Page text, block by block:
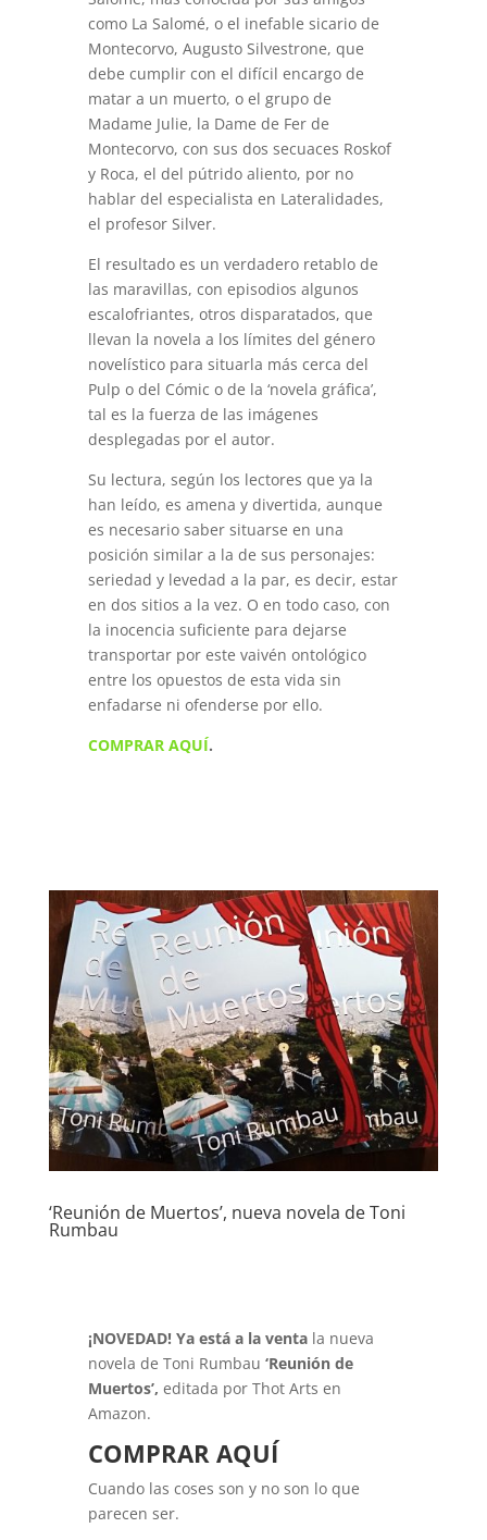
como La Salomé, o el inefable sicario de
Montecorvo, Augusto Silvestrone, que
debe cumplir con el difícil encargo de
matar a un muerto, o el grupo de
Madame Julie, la Dame de Fer de
Montecorvo, con sus dos secuaces Roskof
y Roca, el del pútrido aliento, por no
hablar del especialista en Lateralidades,
el profesor Silver.
El resultado es un verdadero retablo de
las maravillas, con episodios algunos
escalofriantes, otros disparatados, que
llevan la novela a los límites del género
novelístico para situarla más cerca del
Pulp o del Cómic o de la ‘novela gráfica’,
tal es la fuerza de las imágenes
desplegadas por el autor.
Su lectura, según los lectores que ya la
han leído, es amena y divertida, aunque
es necesario saber situarse en una
posición similar a la de sus personajes:
seriedad y levedad a la par, es decir, estar
en dos sitios a la vez. O en todo caso, con
la inocencia suficiente para dejarse
transportar por este vaivén ontológico
entre los opuestos de esta vida sin
enfadarse ni ofenderse por ello.
COMPRAR AQUÍ.
‘Reunión de Muertos’, nueva novela de Toni
Rumbau
¡NOVEDAD! Ya está a la venta la nueva
novela de Toni Rumbau ‘Reunión de
Muertos’, editada por Thot Arts en
Amazon.
COMPRAR AQUÍ
Cuando las coses son y no son lo que
parecen ser.